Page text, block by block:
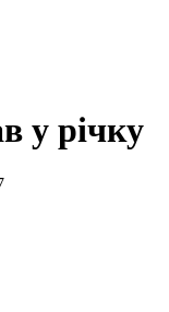
у річку